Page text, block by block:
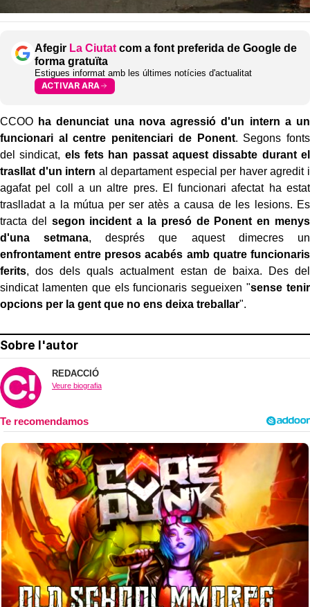
Afegir La Ciutat com a font preferida de Google de
forma gratuïta
Estigues informat amb les últimes notícies d'actualitat
ACTIVAR ARA
CCOO ha denunciat una nova agressió d'un intern a un
funcionari al centre penitenciari de Ponent. Segons fonts
del sindicat, els fets han passat aquest dissabte durant el
trasllat d'un intern al departament especial per haver agredit i
agafat pel coll a un altre pres. El funcionari afectat ha estat
traslladat a la mútua per ser atès a causa de les lesions. Es
tracta del segon incident a la presó de Ponent en menys
d'una setmana, després que aquest dimecres un
enfrontament entre presos acabés amb quatre funcionaris
ferits, dos dels quals actualment estan de baixa. Des del
sindicat lamenten que els funcionaris segueixen "sense tenir
opcions per la gent que no ens deixa treballar".
Sobre l'autor
REDACCIÓ
Veure biografia